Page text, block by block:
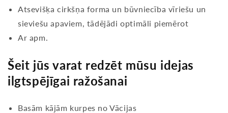
Atsevišķa cirkšņa forma un būvniecība vīriešu un
sieviešu apaviem, tādējādi optimāli piemērot
Ar apm.
Šeit jūs varat redzēt mūsu idejas
ilgtspējīgai ražošanai
Basām kājām kurpes no Vācijas